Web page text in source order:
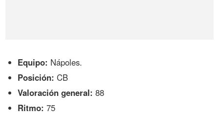
Equipo: Nápoles.
Posición: CB
Valoración general: 88
Ritmo: 75